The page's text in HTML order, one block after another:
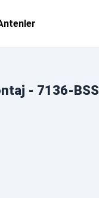
- 7136-BSS